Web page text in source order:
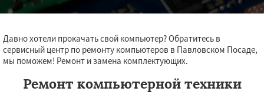
Давно хотели прокачать свой компьютер? Обратитесь в
сервисный центр по ремонту компьютеров в Павловском Посаде,
мы поможем! Ремонт и замена комплектующих.
Ремонт компьютерной техники